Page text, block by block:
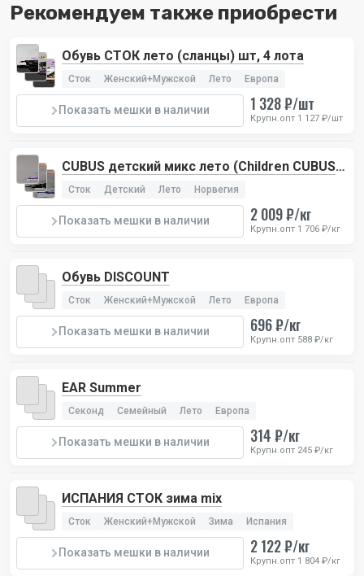
Рекомендуем также приобрести
Обувь СТОК лето (сланцы) шт, 4 лота
Сток Женский+Мужской Лето Европа
Показать мешки в наличии 1 328 ₽/шт
Крупн.опт 1 127 ₽/шт
CUBUS детский микс лето (Children CUBUS
mix), 6 лотов
Сток Детский Лето Норвегия
Показать мешки в наличии 2 009 ₽/кг
Крупн.опт 1 706 ₽/кг
Обувь DISCOUNT
Сток Женский+Мужской Лето Европа
Показать мешки в наличии 696 ₽/кг
Крупн.опт 588 ₽/кг
EAR Summer
Секонд Семейный Лето Европа
Показать мешки в наличии 314 ₽/кг
Крупн.опт 245 ₽/кг
ИСПАНИЯ СТОК зима mix
Сток Женский+Мужской Зима Испания
Показать мешки в наличии 2 122 ₽/кг
Крупн.опт 1 804 ₽/кг